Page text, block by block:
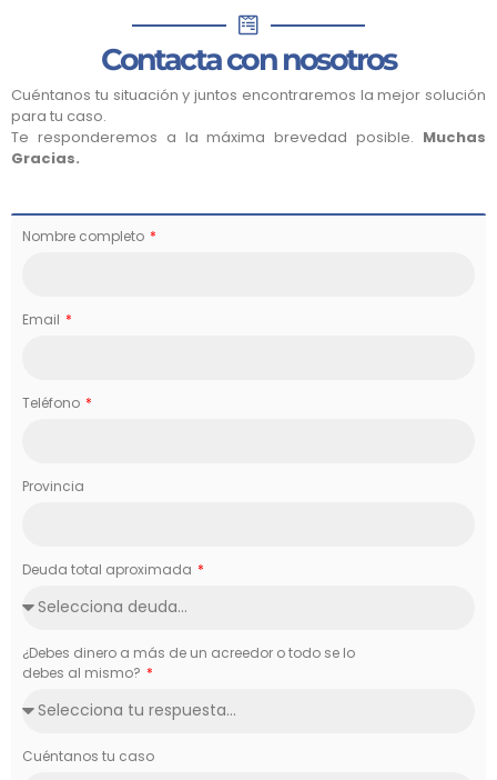
Contacta con nosotros
Cuéntanos tu situación y juntos encontraremos la mejor solución
para tu caso.
Te responderemos a la máxima brevedad posible. Muchas
Gracias.
Nombre completo
Email
Teléfono
Provincia
Deuda total aproximada
¿Debes dinero a más de un acreedor o todo se lo
debes al mismo?
Cuéntanos tu caso